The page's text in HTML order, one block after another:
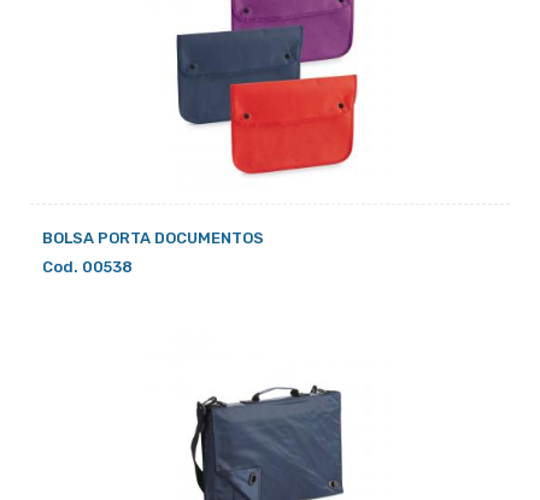
BOLSA PORTA DOCUMENTOS
Cod. 00538